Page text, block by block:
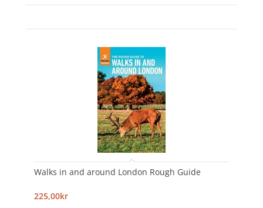
Walks in and around London Rough Guide
225,00kr